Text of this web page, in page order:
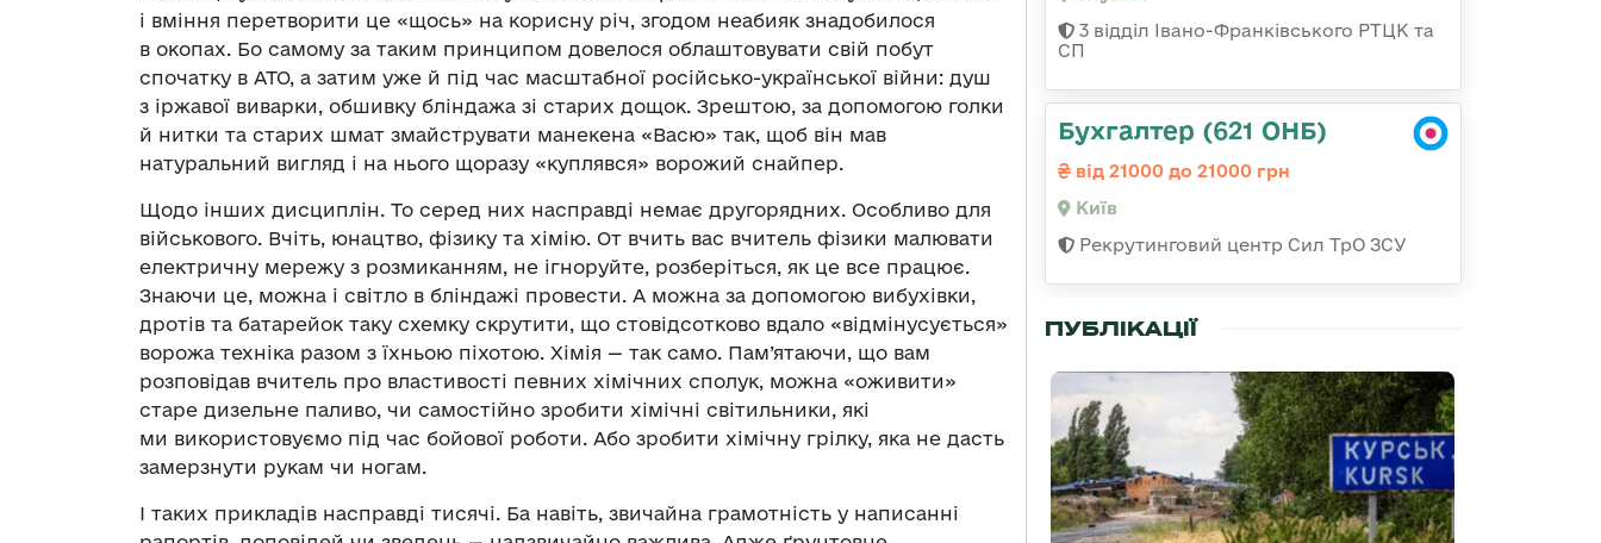
і вміння перетворити це «щось» на корисну річ, згодом неабияк знадобилося
в окопах. Бо самому за таким принципом довелося облаштовувати свій побут
спочатку в АТО, а затим уже й під час масштабної російсько-української війни: душ
з іржавої виварки, обшивку бліндажа зі старих дощок. Зрештою, за допомогою голки
й нитки та старих шмат змайструвати манекена «Васю» так, щоб він мав
натуральний вигляд і на нього щоразу «куплявся» ворожий снайпер.
Щодо інших дисциплін. То серед них насправді немає другорядних. Особливо для
військового. Вчіть, юнацтво, фізику та хімію. От вчить вас вчитель фізики малювати
електричну мережу з розмиканням, не ігноруйте, розберіться, як це все працює.
Знаючи це, можна і світло в бліндажі провести. А можна за допомогою вибухівки,
дротів та батарейок таку схемку скрутити, що стовідсотково вдало «відмінусується»
ворожа техніка разом з їхньою піхотою. Хімія — так само. Пам’ятаючи, що вам
розповідав вчитель про властивості певних хімічних сполук, можна «оживити»
старе дизельне паливо, чи самостійно зробити хімічні світильники, які
ми використовуємо під час бойової роботи. Або зробити хімічну грілку, яка не дасть
замерзнути рукам чи ногам.
І таких прикладів насправді тисячі. Ба навіть, звичайна грамотність у написанні
3 відділ Івано-Франківського РТЦК та
СП
Бухгалтер (621 ОНБ)
від 21000 до 21000 грн
Київ
Рекрутинговий центр Сил ТрО ЗСУ
ПУБЛІКАЦІЇ